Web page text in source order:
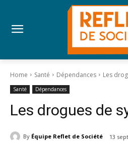
Home Santé Dépendances Les
Santé Dépendances
Les drogues de
By Équipe Reflet de Société 13